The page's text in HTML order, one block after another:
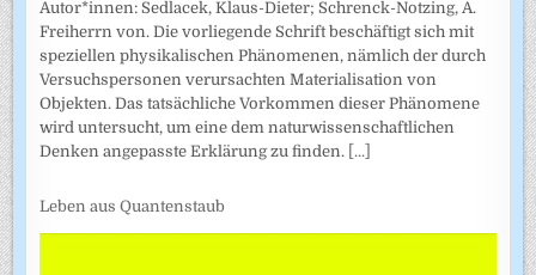
Autor*innen: Sedlacek, Klaus-Dieter; Schrenck-Notzing, A.
Freiherrn von. Die vorliegende Schrift beschäftigt sich mit
speziellen physikalischen Phänomenen, nämlich der durch
Versuchspersonen verursachten Materialisation von
Objekten. Das tatsächliche Vorkommen dieser Phänomene
wird untersucht, um eine dem naturwissenschaftlichen
Denken angepasste Erklärung zu finden. [...]
Leben aus Quantenstaub